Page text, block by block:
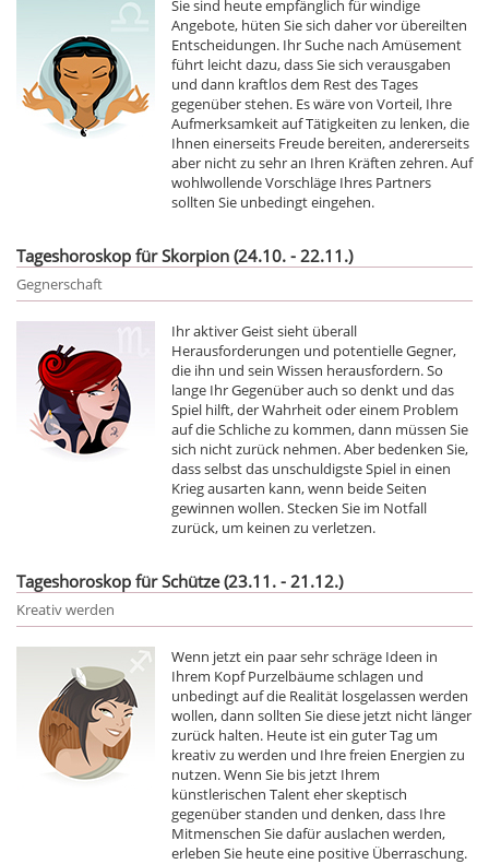
Sie sind heute empfänglich für windige
Angebote, hüten Sie sich daher vor übereilten
Entscheidungen. Ihr Suche nach Amüsement
führt leicht dazu, dass Sie sich verausgaben
und dann kraftlos dem Rest des Tages
gegenüber stehen. Es wäre von Vorteil, Ihre
Aufmerksamkeit auf Tätigkeiten zu lenken, die
Ihnen einerseits Freude bereiten, andererseits
aber nicht zu sehr an Ihren Kräften zehren. Auf
wohlwollende Vorschläge Ihres Partners
sollten Sie unbedingt eingehen.
Tageshoroskop für Skorpion (24.10. - 22.11.)
Gegnerschaft
Ihr aktiver Geist sieht überall
Herausforderungen und potentielle Gegner,
die ihn und sein Wissen herausfordern. So
lange Ihr Gegenüber auch so denkt und das
Spiel hilft, der Wahrheit oder einem Problem
auf die Schliche zu kommen, dann müssen Sie
sich nicht zurück nehmen. Aber bedenken Sie,
dass selbst das unschuldigste Spiel in einen
Krieg ausarten kann, wenn beide Seiten
gewinnen wollen. Stecken Sie im Notfall
zurück, um keinen zu verletzen.
Tageshoroskop für Schütze (23.11. - 21.12.)
Kreativ werden
Wenn jetzt ein paar sehr schräge Ideen in
Ihrem Kopf Purzelbäume schlagen und
unbedingt auf die Realität losgelassen werden
wollen, dann sollten Sie diese jetzt nicht länger
zurück halten. Heute ist ein guter Tag um
kreativ zu werden und Ihre freien Energien zu
nutzen. Wenn Sie bis jetzt Ihrem
künstlerischen Talent eher skeptisch
gegenüber standen und denken, dass Ihre
Mitmenschen Sie dafür auslachen werden,
erleben Sie heute eine positive Überraschung.